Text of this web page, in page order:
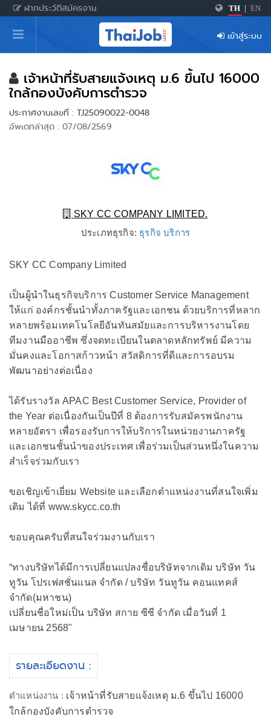
ฝากประวัติสมัครงาน TH EN
หน้าหลัก
ผู้สมัครงาน: เข้าสู่ระบบ
ฝากประวัติสมัครงาน
เกร็ดความรู้
เข้าสู่ระบบ
เจ้าหน้าที่รับสายแจ้งเหตุ ม.6 ขึ้นไป 16000
ใกล้กองบังคับการตำรวจ
ประกาศงานเลขที่ : TJ25090022-0048
อัพเดทล่าสุด : 07/08/2569
SKY CC COMPANY LIMITED.
ประเภทธุรกิจ: ธุรกิจ บริการ
SKY CC Company Limited
เป็นผู้นำในธุรกิจบริการ Customer Service Management
ให้แก่ องค์กรชั้นนำทั้งภาครัฐและเอกชน ด้วยบริการที่หลาก
หลายพร้อมเทคโนโลยีอันทันสมัยและการบริหารงานโดย
ทีมงานมืออาชีพ ซึ่งจดทะเบียนในตลาดหลักทรัพย์ มีความ
มั่นคงและโอกาสก้าวหน้า สวัสดิการที่ดีและการอบรม
พัฒนาอย่างต่อเนื่อง
ได้รับรางวัล APAC Best Customer Service, Provider of
the Year ต่อเนื่องกันเป็นปีที่ 8 ต้องการรับสมัครพนักงาน
หลายอัตรา เพื่อรองรับการให้บริการในหน่วยงานภาครัฐ
และเอกชนชั้นนำของประเทศ เพื่อร่วมเป็นส่วนหนึ่งในความ
สำเร็จร่วมกับเรา
ขอเชิญเข้าเยี่ยม Website และเลือกตำแหน่งงานที่สนใจเพิ่ม
เติม ได้ที่ www.skycc.co.th
ขอบคุณครับที่สนใจร่วมงานกับเรา
“ทางบริษัทได้มีการเปลี่ยนแปลงชื่อบริษัทจากเดิม บริษัท วัน
ทูวัน โปรเฟสชั่นแนล จำกัด / บริษัท วันทูวัน คอนแทคส์
จำกัด(มหาชน)
เปลี่ยนชื่อใหม่เป็น บริษัท สกาย ซีซี จำกัด เมื่อวันที่ 1
เมษายน 2568"
รายละเอียดงาน :
ตำแหน่งงาน : เจ้าหน้าที่รับสายแจ้งเหตุ ม.6 ขึ้นไป 16000
ใกล้กองบังคับการตำรวจ